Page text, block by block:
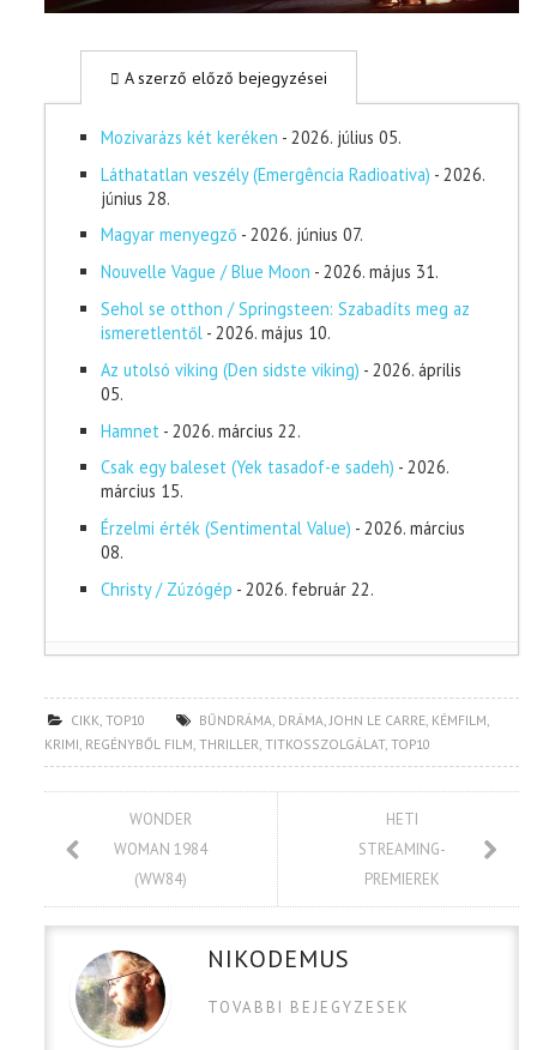
A szerző előző bejegyzései
Mozivarázs két keréken - 2026. július 05.
Láthatatlan veszély (Emergência Radioativa) - 2026.
június 28.
Magyar menyegző - 2026. június 07.
Nouvelle Vague / Blue Moon - 2026. május 31.
Sehol se otthon / Springsteen: Szabadíts meg az
ismeretlentől - 2026. május 10.
Az utolsó viking (Den sidste viking) - 2026. április
05.
Hamnet - 2026. március 22.
Csak egy baleset (Yek tasadof-e sadeh) - 2026.
március 15.
Érzelmi érték (Sentimental Value) - 2026. március
08.
Christy / Zúzógép - 2026. február 22.
CIKK ,TOP10 BŰNDRÁMA DRÁMA JOHN LE CARRE KÉMFILM
KRIMI REGÉNYBŐL FILM ,THRILLER ,TITKOSSZOLGÁLAT,TOP10
WONDER
WOMAN 1984
(WW84)
HETI
STREAMING-
PREMIEREK
NIKODEMUS
TOVABBI BEJEGYZESEK